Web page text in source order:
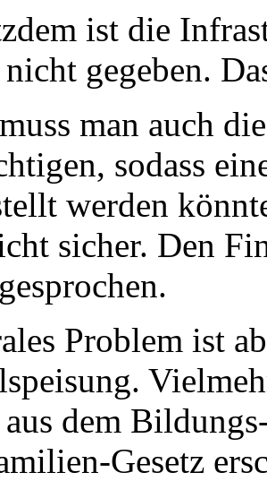
ist die
gegeben.
man auch
sodass
werden
sicher. Den
Problem ist
dem
Gesetz